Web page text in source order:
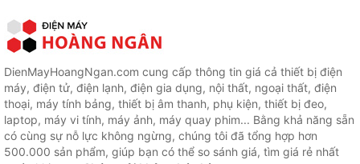
DienMayHoangNgan.com cung cấp thông tin giá cả thiết bị điện
máy, điện tử, điện lạnh, điện gia dụng, nội thất, ngoại thất, điện
thoại, máy tính bảng, thiết bị âm thanh, phụ kiện, thiết bị đeo,
laptop, máy vi tính, máy ảnh, máy quay phim... Bằng khả năng sẵn
có cùng sự nỗ lực không ngừng, chúng tôi đã tổng hợp hơn
500.000 sản phẩm, giúp bạn có thể so sánh giá, tìm giá rẻ nhất